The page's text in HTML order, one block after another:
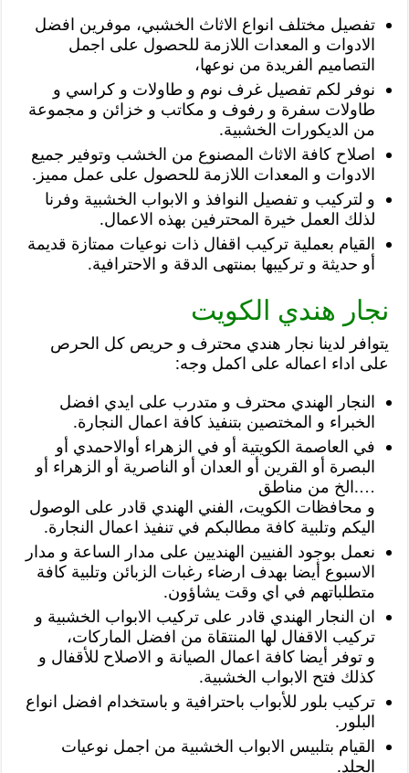
تفصيل مختلف انواع الاثاث الخشبي، موفرين افضل
الادوات و المعدات اللازمة للحصول على اجمل
التصاميم الفريدة من نوعها،
نوفر لكم تفصيل غرف نوم و طاولات و كراسي و
طاولات سفرة و رفوف و مكاتب و خزائن و مجموعة
من الديكورات الخشبية.
اصلاح كافة الاثاث المصنوع من الخشب وتوفير جميع
الادوات و المعدات اللازمة للحصول على عمل مميز.
و لتركيب و تفصيل النوافذ و الابواب الخشبية وفرنا
لذلك العمل خيرة المحترفين بهذه الاعمال.
القيام بعملية تركيب اقفال ذات نوعيات ممتازة قديمة
أو حديثة و تركيبها بمنتهى الدقة و الاحترافية.
نجار هندي الكويت
يتوافر لدينا نجار هندي محترف و حريص كل الحرص
على اداء اعماله على اكمل وجه:
النجار الهندي محترف و متدرب على ايدي افضل
الخبراء و المختصين بتنفيذ كافة اعمال النجارة.
في العاصمة الكويتية أو في الزهراء أوالاحمدي أو
البصرة أو القرين أو العدان أو الناصرية أو الزهراء أو
….الخ من مناطق
و محافظات الكويت، الفني الهندي قادر على الوصول
اليكم وتلبية كافة مطالبكم في تنفيذ اعمال النجارة.
نعمل بوجود الفنيين الهنديين على مدار الساعة و مدار
الاسبوع أيضا بهدف ارضاء رغبات الزبائن وتلبية كافة
متطلباتهم في اي وقت يشاؤون.
ان النجار الهندي قادر على تركيب الابواب الخشبية و
تركيب الاقفال لها المنتقاة من افضل الماركات،
و توفر أيضا كافة اعمال الصيانة و الاصلاح للأقفال و
كذلك فتح الابواب الخشبية.
تركيب بلور للأبواب باحترافية و باستخدام افضل انواع
البلور.
القيام بتلبيس الابواب الخشبية من اجمل نوعيات
الجلد.